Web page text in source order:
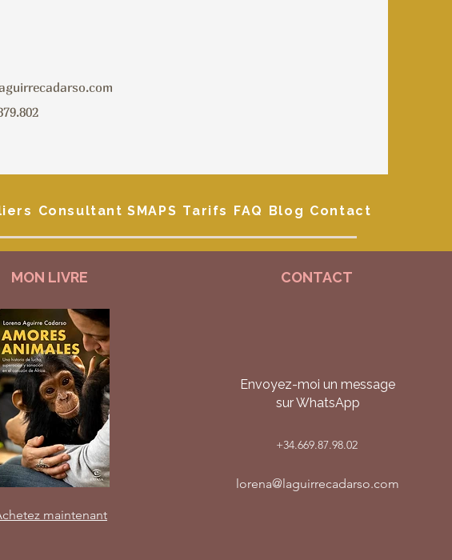
Consultant SMAPS Tarifs FAQ Blog Contact
MON LIVRE
maintenant
CONTACT
Envoyez-moi un message
sur WhatsApp
+34.669.87.98.02
lorena@laguirrecadarso.com